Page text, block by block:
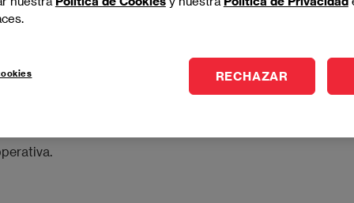
Este enfoque resulta especialmente
de riesgos o la previsión de la demanda.
RECHAZAR